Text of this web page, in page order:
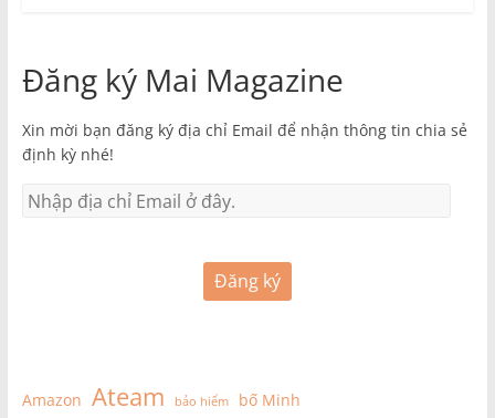
Đăng ký Mai Magazine
Xin mời bạn đăng ký địa chỉ Email để nhận thông tin chia sẻ
định kỳ nhé!
Đăng ký
Amazon Ateam bảo hiểm
bố Minh